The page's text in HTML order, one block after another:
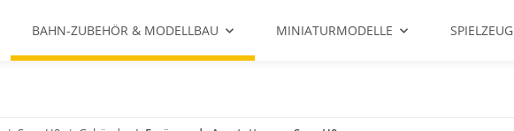
BAHN-ZUBEHÖR & MODELLBAU MINIATURMODELLE SPIELZEUG